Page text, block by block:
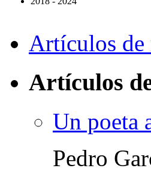
Artículos de
Artículos
Un poeta
Pedro